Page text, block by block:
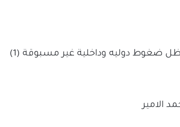
ظل ضغوط دوليه وداخلية غير مسبوقة (1)
الامير